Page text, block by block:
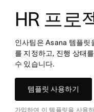
HR 프로
인사팀은 Asana 템플릿
를 지정하고, 진행 상태
수 있습니다.
템플릿 사용하기
가입하여 이 템플릿을 사용